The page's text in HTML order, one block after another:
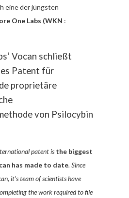
eine der jüngsten
One Labs (WKN :
Vocan schließt
Patent für
proprietäre
von Psilocybin
patent is the biggest
has made to date. Since
it’s team of scientists have
the work required to file